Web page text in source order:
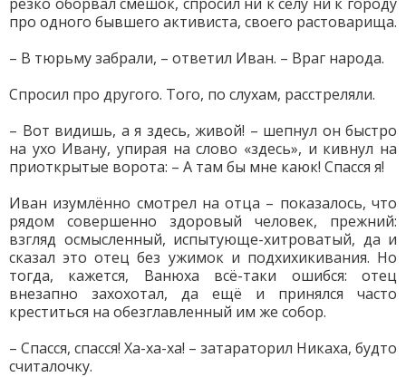
про одного бывшего активиста, своего растоварища.
– В тюрьму забрали, – ответил Иван. – Враг народа.
Спросил про другого. Того, по слухам, расстреляли.
– Вот видишь, а я здесь, живой! – шепнул он быстро
на ухо Ивану, упирая на слово «здесь», и кивнул на
приоткрытые ворота: – А там бы мне каюк! Спасся я!
Иван изумлённо смотрел на отца – показалось, что
рядом совершенно здоровый человек, прежний:
взгляд осмысленный, испытующе-хитроватый, да и
сказал это отец без ужимок и подхихикивания. Но
тогда, кажется, Ванюха всё-таки ошибся: отец
внезапно захохотал, да ещё и принялся часто
креститься на обезглавленный им же собор.
– Спасся, спасся! Ха-ха-ха! – затараторил Никаха, будто
считалочку.